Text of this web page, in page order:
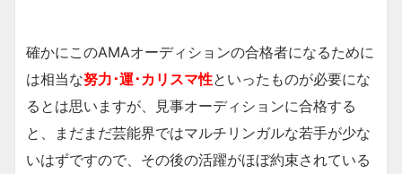
確かにこのAMAオーディションの合格者になるために
は相当な努力･運･カリスマ性といったものが必要にな
るとは思いますが、見事オーディションに合格する
と、まだまだ芸能界ではマルチリンガルな若手が少な
いはずですので、その後の活躍がほぼ約束されている